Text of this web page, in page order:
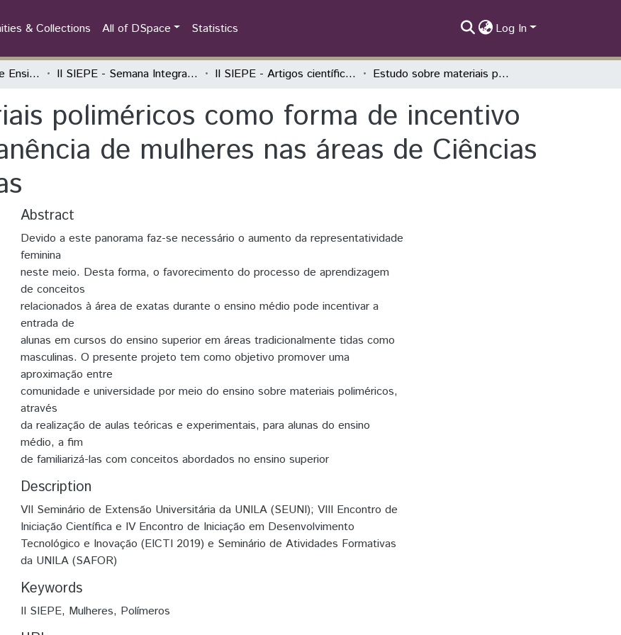
& Collections All of DSpace Statistics Log In
Semana Integrada de Ensino, Pesquisa e Extensão (SIEPE) II SIEPE - Semana Integrada de Ensino, Pesquisa e Extensão II SIEPE - Artigos científicos Estudo sobre materiais poliméricos como forma de incentivo a entrada e a permanência de mulheres nas áreas de Ciências Exatas e Engenharias
poliméricos como forma de incentivo
de mulheres nas áreas de Ciências
Abstract
Devido a este panorama faz-se necessário o aumento da representatividade
feminina
neste meio. Desta forma, o favorecimento do processo de aprendizagem
de conceitos
relacionados à área de exatas durante o ensino médio pode incentivar a
entrada de
alunas em cursos do ensino superior em áreas tradicionalmente tidas como
masculinas. O presente projeto tem como objetivo promover uma
aproximação entre
comunidade e universidade por meio do ensino sobre materiais poliméricos,
através
da realização de aulas teóricas e experimentais, para alunas do ensino
médio, a fim
de familiarizá-las com conceitos abordados no ensino superior
Description
VII Seminário de Extensão Universitária da UNILA (SEUNI); VIII Encontro de
Iniciação Científica e IV Encontro de Iniciação em Desenvolvimento
Tecnológico e Inovação (EICTI 2019) e Seminário de Atividades Formativas
da UNILA (SAFOR)
Keywords
II SIEPE, Mulheres, Polímeros